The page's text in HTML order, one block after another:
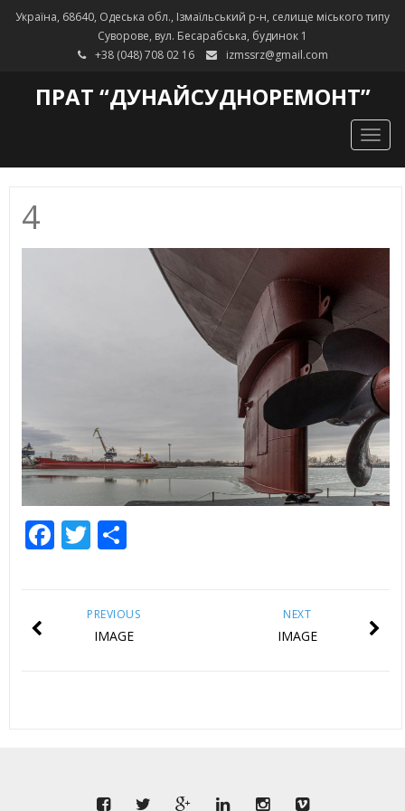
Україна, 68640, Одеська обл., Ізмаїльський р-н, селище міського типу
Суворове, вул. Бесарабська, будинок 1
+38 (048) 708 02 16
izmssrz@gmail.com
ПРАТ “ДУНАЙСУДНОРЕМОНТ”
4
Facebook
Twitter
Share
NEXT
IMAGE
PREVIOUS
IMAGE